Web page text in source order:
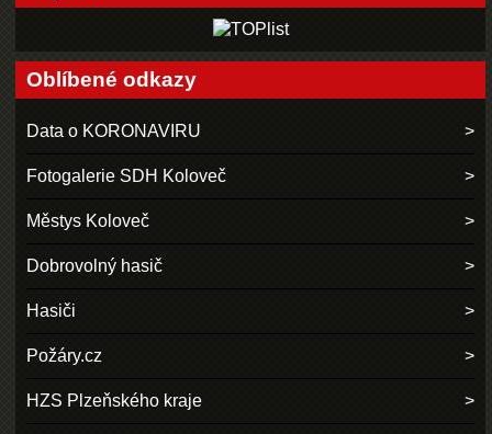
Oblíbené odkazy
Data o KORONAVIRU
Fotogalerie SDH Koloveč
Městys Koloveč
Dobrovolný hasič
Hasiči
Požáry.cz
HZS Plzeňského kraje